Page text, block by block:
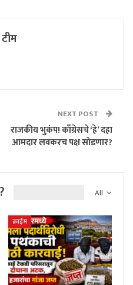
टीम
NEXT POST
राजकीय भुकंप! काँग्रेसचे ‘हे’ दहा
आमदार लवकरच पक्ष सोडणार?
All
क्राईम